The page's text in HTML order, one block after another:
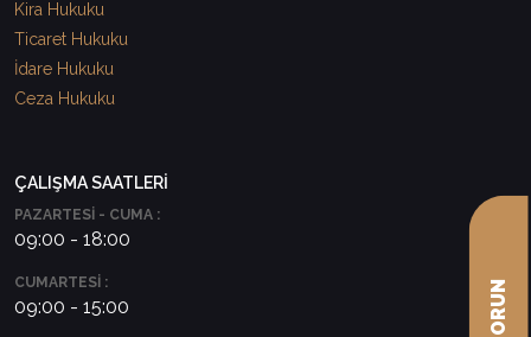
Kira Hukuku
Ticaret Hukuku
İdare Hukuku
Ceza Hukuku
ÇALIŞMA SAATLERİ
PAZARTESİ - CUMA :
09:00 - 18:00
CUMARTESİ :
09:00 - 15:00